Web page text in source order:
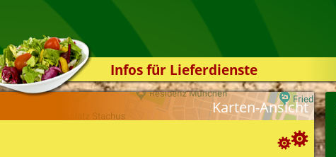
Infos für Lieferdienste
Kassensystem
ZuverlässigkeitKarten-Ansicht